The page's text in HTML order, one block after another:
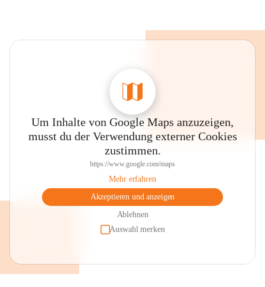
Um Inhalte von Google Maps anzuzeigen,
musst du der Verwendung externer Cookies
zustimmen.
https://www.google.com/maps
Mehr erfahren
Akzeptieren und anzeigen
Ablehnen
Auswahl merken